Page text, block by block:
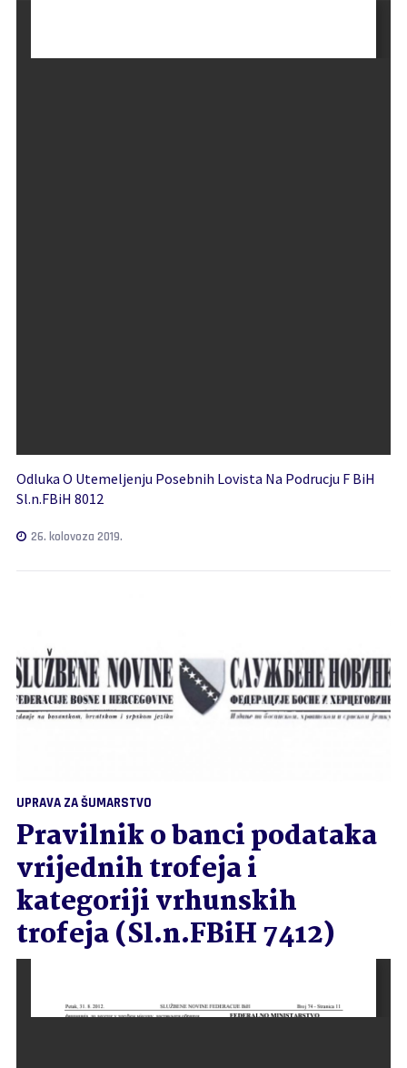
Odluka O Utemeljenju Posebnih Lovista Na Podrucju F BiH
Sl.n.FBiH 8012
26. kolovoza 2019.
UPRAVA ZA ŠUMARSTVO
Pravilnik o banci podataka
vrijednih trofeja i
kategoriji vrhunskih
trofeja (Sl.n.FBiH 7412)